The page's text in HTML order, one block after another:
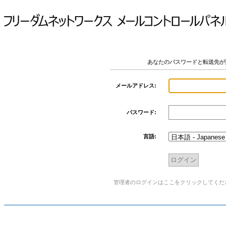
あなたのパスワードと転送先
メールアドレス:
パスワード:
言語:
管理者のログインはここをクリックしてくだ